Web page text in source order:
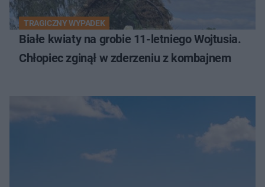
TRAGICZNY WYPADEK
Białe kwiaty na grobie 11-letniego Wojtusia.
Chłopiec zginął w zderzeniu z kombajnem